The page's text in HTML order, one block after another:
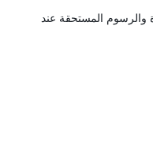
والرسوم المستحقة عند